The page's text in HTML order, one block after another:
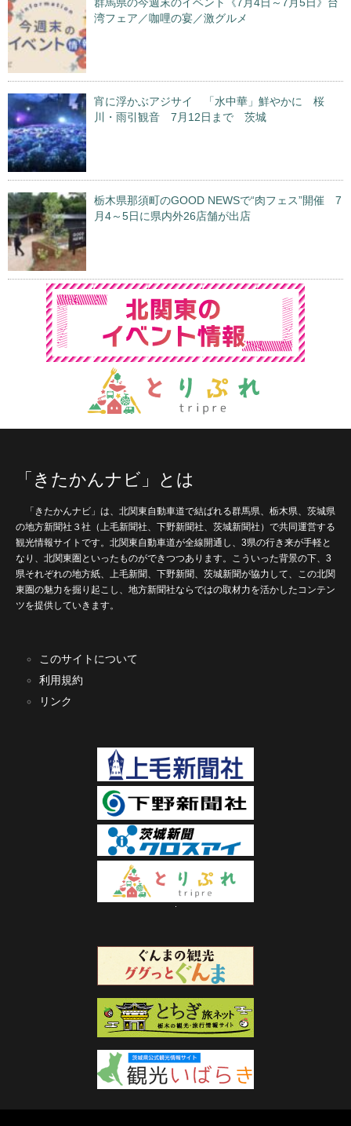
湾フェア／咖哩の宴／激グルメ
宵に浮かぶアジサイ 「水中華」鮮やかに 桜
川・雨引観音 7月12日まで 茨城
栃木県那須町のGOOD NEWSで“肉フェス”開催 7
月4～5日に県内外26店舗が出店
「きたかんナビ」とは
「きたかんナビ」は、北関東自動車道で結ばれる群馬県、栃木県、茨城県
の地方新聞社３社（上毛新聞社、下野新聞社、茨城新聞社）で共同運営する
観光情報サイトです。北関東自動車道が全線開通し、3県の行き来が手軽と
なり、北関東圏といったものができつつあります。こういった背景の下、3
県それぞれの地方紙、上毛新聞、下野新聞、茨城新聞が協力して、この北関
東圏の魅力を掘り起こし、地方新聞社ならではの取材力を活かしたコンテン
ツを提供していきます。
このサイトについて
利用規約
リンク